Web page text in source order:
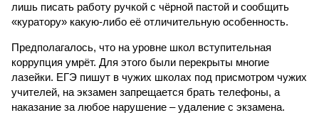
лишь писать работу ручкой с чёрной пастой и сообщить
«куратору» какую-либо её отличительную особенность.
Предполагалось, что на уровне школ вступительная
коррупция умрёт. Для этого были перекрыты многие
лазейки. ЕГЭ пишут в чужих школах под присмотром чужих
учителей, на экзамен запрещается брать телефоны, а
наказание за любое нарушение – удаление с экзамена.